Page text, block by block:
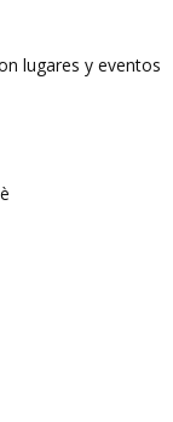
lugares y eventos